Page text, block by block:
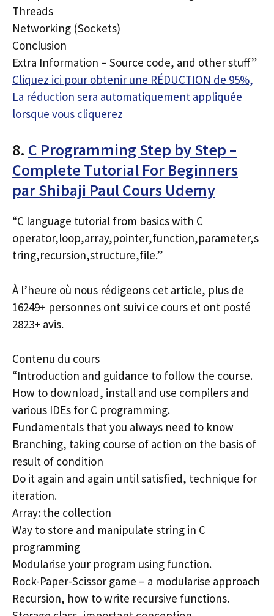
Threads
Networking (Sockets)
Conclusion
Extra Information – Source code, and other stuff”
Cliquez ici pour obtenir une RÉDUCTION de 95%,
La réduction sera automatiquement appliquée
lorsque vous cliquerez
8. C Programming Step by Step –
Complete Tutorial For Beginners
par Shibaji Paul Cours Udemy
“C language tutorial from basics with C
operator,loop,array,pointer,function,parameter,s
tring,recursion,structure,file.”
À l’heure où nous rédigeons cet article, plus de
16249+ personnes ont suivi ce cours et ont posté
2823+ avis.
Contenu du cours
“Introduction and guidance to follow the course.
How to download, install and use compilers and
various IDEs for C programming.
Fundamentals that you always need to know
Branching, taking course of action on the basis of
result of condition
Do it again and again until satisfied, technique for
iteration.
Array: the collection
Way to store and manipulate string in C
programming
Modularise your program using function.
Rock-Paper-Scissor game – a modularise approach
Recursion, how to write recursive functions.